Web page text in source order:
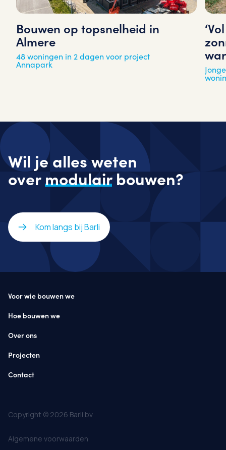
Bouwen op topsnelheid in
Almere
48 woningen in 2 dagen voor project
Annapark
Wil je alles weten
overmodulairbouwen?
Kom langs bij Barli
Voor wie bouwen we
Hoe bouwen we
Over ons
Projecten
Contact
Copyright © 2026 Barli bv
Algemene voorwaarden